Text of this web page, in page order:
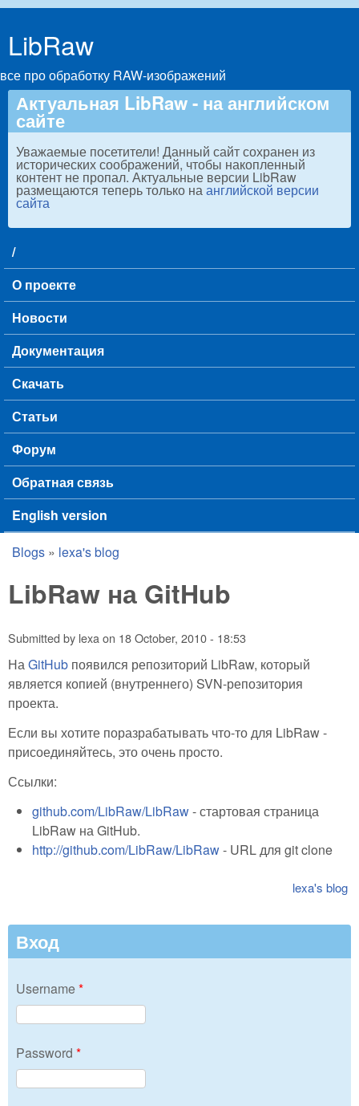
LibRaw
все про обработку RAW-изображений
Актуальная LibRaw - на английском
сайте
Уважаемые посетители! Данный сайт сохранен из
исторических соображений, чтобы накопленный
контент не пропал. Актуальные версии LibRaw
размещаются теперь только наанглийской версии
сайта
Main menu
/
О проекте
Новости
Документация
Скачать
Статьи
Форум
Обратная связь
English version
You are here
Blogs » lexa's blog
LibRaw на GitHub
Submitted by lexa on 18 October, 2010 - 18:53
НаGitHub появился репозиторий LibRaw, который
является копией (внутреннего) SVN-репозитория
проекта.
Если вы хотите поразрабатывать что-то для LibRaw -
присоединяйтесь, это очень просто.
Ссылки:
github.com/LibRaw/LibRaw- стартовая страница
LibRaw на GitHub.
http://github.com/LibRaw/LibRaw- URL для git clone
lexa's blog
Вход
Username*
Password *